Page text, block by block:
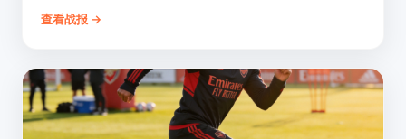
查看战报 →